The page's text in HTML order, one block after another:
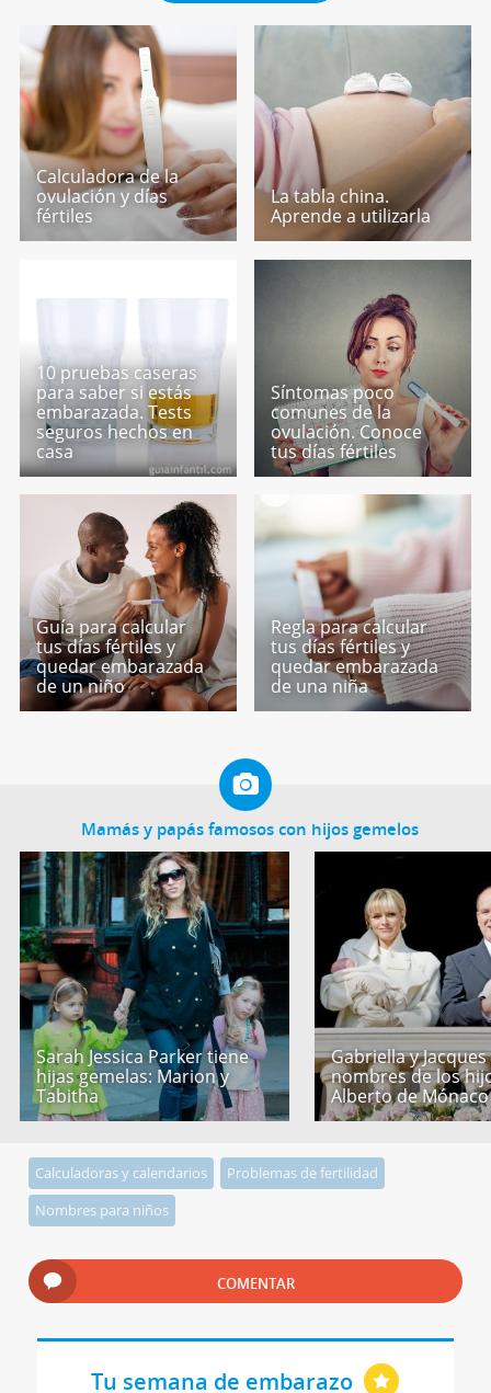
Calculadora de la
ovulación y días
fértiles
La tabla china.
Aprende a utilizarla
10 pruebas caseras
para saber si estás
embarazada. Tests
seguros hechos en
casa
Síntomas poco
comunes de la
ovulación. Conoce
tus días fértiles
Guía para calcular
tus días fértiles y
quedar embarazada
de un niño
Regla para calcular
tus días fértiles y
quedar embarazada
de una niña
Mamás y papás famosos con hijos gemelos
Sarah Jessica Parker tiene
hijas gemelas: Marion y
Tabitha
Gabriella y
nombres de los
Alberto de Mónaco
Calculadoras y calendarios
Problemas de fertilidad
Nombres para niños
COMENTAR
Tu semana de embarazo